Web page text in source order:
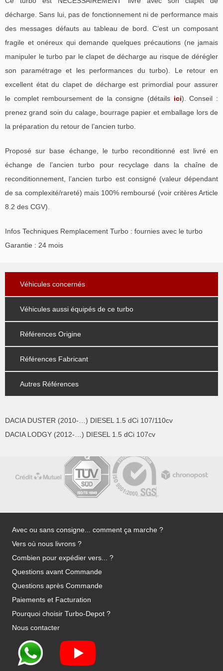
décharge. Sans lui, pas de fonctionnement ni de performance mais
des messages défauts au tableau de bord. C’est un composant
fragile et onéreux qui demande quelques précautions (ne jamais
manipuler le turbo par le clapet de décharge au risque de dérégler
son paramétrage et les performances du turbo). Le retour en
excellent état du clapet de décharge est primordial pour assurer
le complet remboursement de la consigne (détails ici). Conseil :
prenez grand soin du calage, bourrage papier et emballage lors de
la préparation du retour de l’ancien turbo.
Proposé sur base échange, le turbo reconditionné est livré en
échange de l’ancien turbo pour recyclage dans la chaîne de
reconditionnement, l’ancien turbo est consigné (valeur dépendant
de sa complexité/rareté) mais 100% remboursé (voir critères Article
8.2 des CGV).
Infos Techniques Remplacement Turbo : fournies avec le turbo
Garantie : 24 mois
Véhicules concernés
Véhicules aussi équipés de ce turbo
Références Origine
Références Fabricant
Autres Références
DACIA DUSTER (2010-…) DIESEL 1.5 dCi 107/110cv
DACIA LODGY (2012-…) DIESEL 1.5 dCi 107cv
Avec ou sans consigne... comment ça marche ?
Vers où nous livrons ?
Combien pour expédier vers... ?
Questions avant Commande
Questions après Commande
Paiements et Facturation
Pourquoi choisir Turbo-Depot ?
Nous contacter